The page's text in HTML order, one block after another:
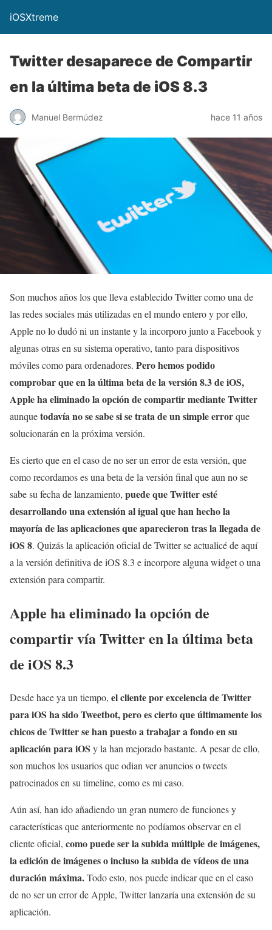
iOSXtreme
Twitter desaparece de Compartir
en la última beta de iOS 8.3
Manuel Bermúdez hace 11 años
Son muchos años los que lleva establecido Twitter como una de
las redes sociales más utilizadas en el mundo entero y por ello,
Apple no lo dudó ni un instante y la incorporo junto a Facebook y
algunas otras en su sistema operativo, tanto para dispositivos
móviles como para ordenadores. Pero hemos podido
comprobar que en la última beta de la versión 8.3 de iOS,
Apple ha eliminado la opción de compartir mediante Twitter
aunquetodavía no se sabe si se trata de un simple errorque
solucionarán en la próxima versión.
Es cierto que en el caso de no ser un error de esta versión, que
como recordamos es una beta de la versión final que aun no se
sabe su fecha de lanzamiento, puede que Twitter esté
desarrollando una extensión al igual que han hecho la
mayoría de las aplicaciones que aparecieron tras la llegada de
iOS 8. Quizás la aplicación oficial de Twitter se actualicé de aquí
a la versión definitiva de iOS 8.3 e incorpore alguna widget o una
extensión para compartir.
Apple ha eliminado la opción de
compartir vía Twitter en la última beta
de iOS 8.3
Desde hace ya un tiempo, el cliente por excelencia de Twitter
para iOS ha sido Tweetbot, pero es cierto que últimamente los
chicos de Twitter se han puesto a trabajar a fondo en su
aplicación para iOS y la han mejorado bastante. A pesar de ello,
son muchos los usuarios que odian ver anuncios o tweets
patrocinados en su timeline, como es mi caso.
Aún así, han ido añadiendo un gran numero de funciones y
características que anteriormente no podíamos observar en el
cliente oficial, como puede ser la subida múltiple de imágenes,
la edición de imágenes o incluso la subida de vídeos de una
duración máxima.Todo esto, nos puede indicar que en el caso
de no ser un error de Apple, Twitter lanzaría una extensión de su
aplicación.